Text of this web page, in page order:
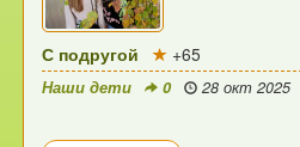
С подругой +65
Наши дети 0 28 окт 2025